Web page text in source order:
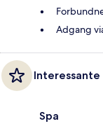
Adgang
Spa